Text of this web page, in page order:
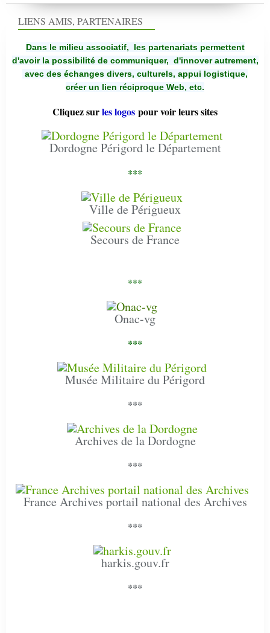
LIENS AMIS, PARTENAIRES
Dans le milieu associatif, les partenariats permettent
d'avoir la possibilité de communiquer, d'innover autrement,
avec des échanges divers, culturels, appui logistique,
créer un lien réciproque Web, etc.
Cliquez surles logos pour voir leurs sites
Dordogne Périgord le Département
***
Ville de Périgueux
Secours de France
***
Onac-vg
***
Musée Militaire du Périgord
***
Archives de la Dordogne
***
France Archives portail national des Archives
***
harkis.gouv.fr
***